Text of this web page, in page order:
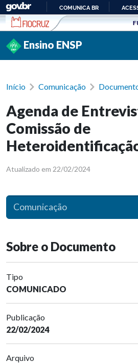
Ir para conteúdo
PARA
COMUNICA BR
Ensino ENSP
Início Comunicação
Agenda de
Comissão de
Atualizado em 22/02/2024
Comunicação
Sobre o Documento
Tipo
COMUNICADO
Publicação
22/02/2024
Arquivo